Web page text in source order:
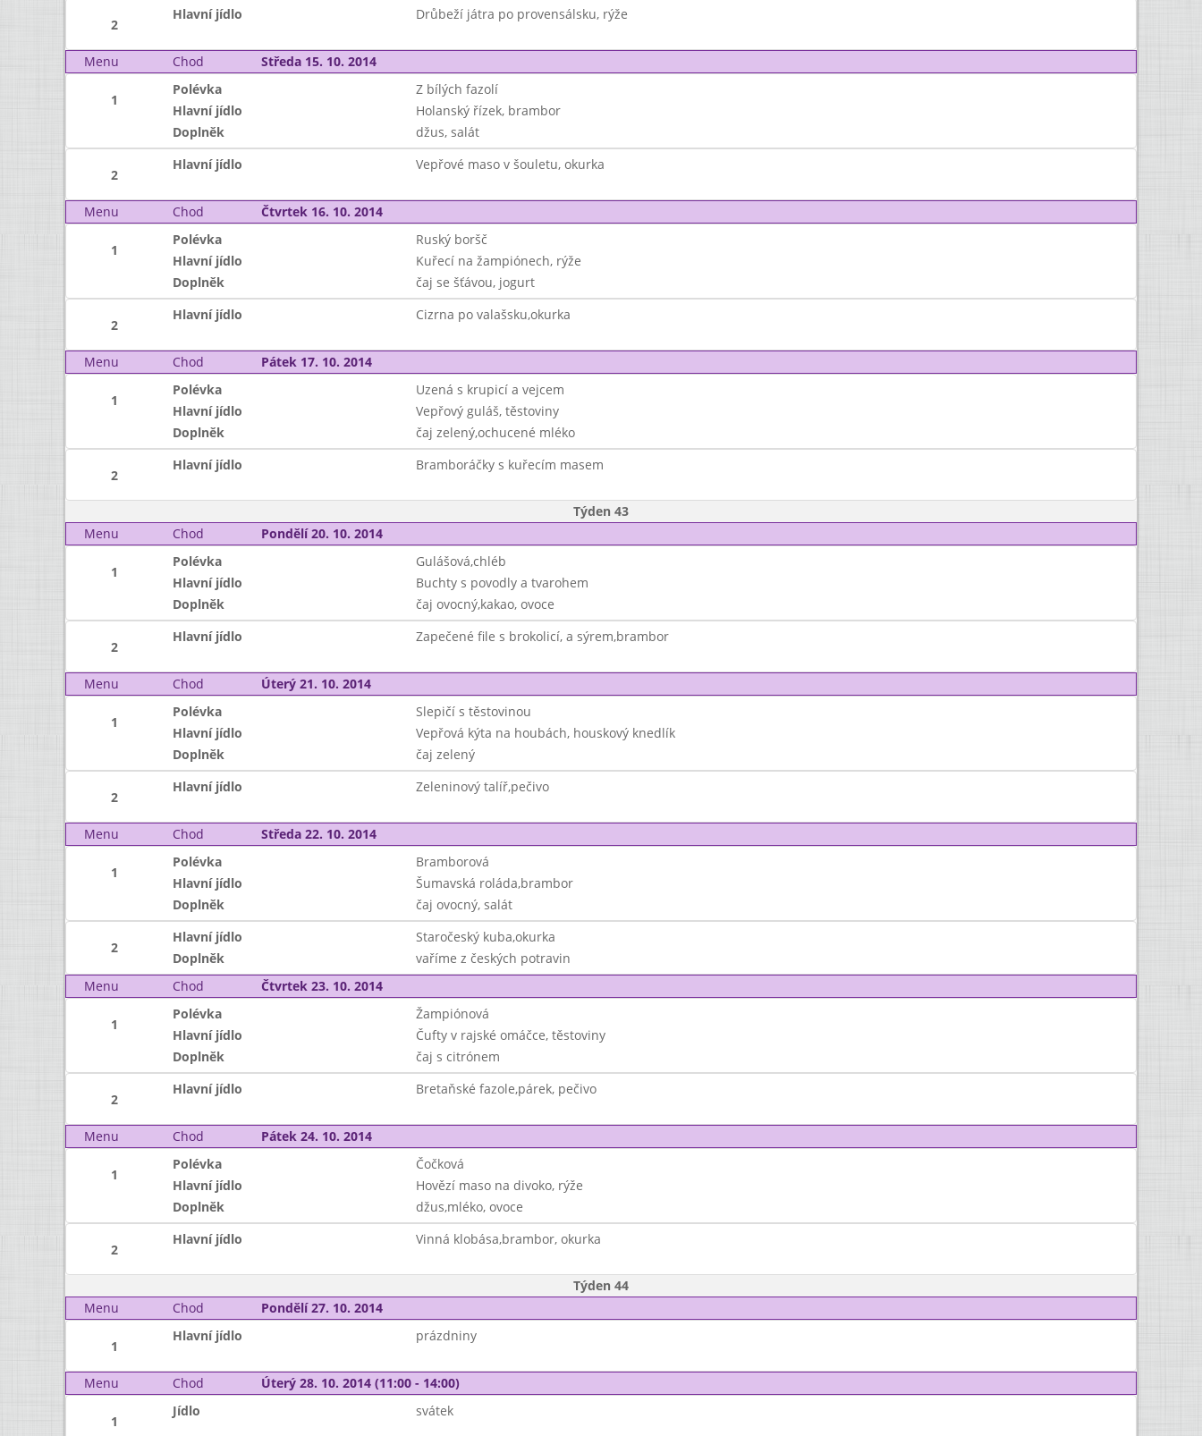
2
Hlavní jídlo Drůbeží játra po provensálsku, rýže
Menu Chod Středa 15. 10. 2014
1
Polévka
Z bílých fazolí
Hlavní jídlo
Holanský řízek, brambor
Doplněk
džus, salát
2
Hlavní jídlo Vepřové maso v šouletu, okurka
Menu Chod Čtvrtek 16. 10. 2014
1
Polévka
Ruský boršč
Hlavní jídlo
Kuřecí na žampiónech, rýže
Doplněk
čaj se šťávou, jogurt
2
Hlavní jídlo Cizrna po valašsku,okurka
Menu Chod Pátek 17. 10. 2014
1
Polévka
Uzená s krupicí a vejcem
Hlavní jídlo
Vepřový guláš, těstoviny
Doplněk
čaj zelený,ochucené mléko
2
Hlavní jídlo Bramboráčky s kuřecím masem
Týden 43
Menu
Chod Pondělí 20. 10. 2014
1
Polévka
Gulášová,chléb
Hlavní jídlo
Buchty s povodly a tvarohem
Doplněk
čaj ovocný,kakao, ovoce
2
Hlavní jídlo Zapečené file s brokolicí, a sýrem,brambor
Menu Chod Úterý 21. 10. 2014
1
Polévka
Slepičí s těstovinou
Hlavní jídlo
Vepřová kýta na houbách, houskový knedlík
Doplněk
čaj zelený
2
Hlavní jídlo Zeleninový talíř,pečivo
Menu Chod Středa 22. 10. 2014
1
Polévka
Bramborová
Hlavní jídlo
Šumavská roláda,brambor
Doplněk
čaj ovocný, salát
2
Hlavní jídlo
Staročeský kuba,okurka
Doplněk
vaříme z českých potravin
Menu
Chod Čtvrtek 23. 10. 2014
1
Polévka
Žampiónová
Hlavní jídlo
Čufty v rajské omáčce, těstoviny
Doplněk
čaj s citrónem
2
Hlavní jídlo Bretaňské fazole,párek, pečivo
Menu Chod Pátek 24. 10. 2014
1
Polévka
Čočková
Hlavní jídlo
Hovězí maso na divoko, rýže
Doplněk
džus,mléko, ovoce
2
Hlavní jídlo Vinná klobása,brambor, okurka
Týden 44
Menu
Chod Pondělí 27. 10. 2014
1
Hlavní jídlo prázdniny
Menu Chod Úterý 28. 10. 2014 (11:00 - 14:00)
1
Jídlo svátek